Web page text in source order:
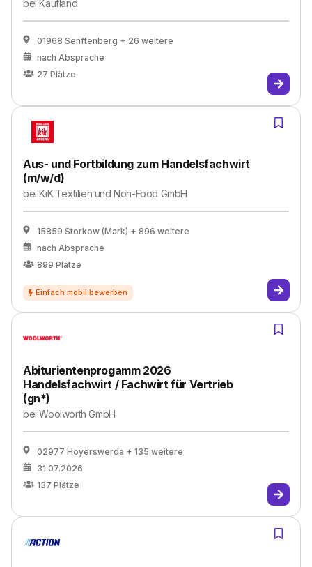
bei Kaufland
01968 Senftenberg + 26 weitere
nach Absprache
27 Plätze
Aus- und Fortbildung zum Handelsfachwirt
(m/w/d)
beiKiK Textilien und Non-Food GmbH
15859 Storkow (Mark) + 896 weitere
nach Absprache
899 Plätze
Abiturientenprogamm 2026
Handelsfachwirt / Fachwirt für Vertrieb
(gn*)
beiWoolworth GmbH
02977 Hoyerswerda + 135 weitere
31.07.2026
137 Plätze